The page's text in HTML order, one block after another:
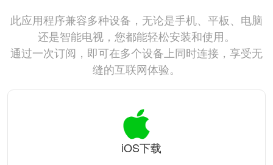
此应用程序兼容多种设备，无论是手机、平板、电脑
还是智能电视，您都能轻松安装和使用。
通过一次订阅，即可在多个设备上同时连接，享受无
缝的互联网体验。
iOS下载